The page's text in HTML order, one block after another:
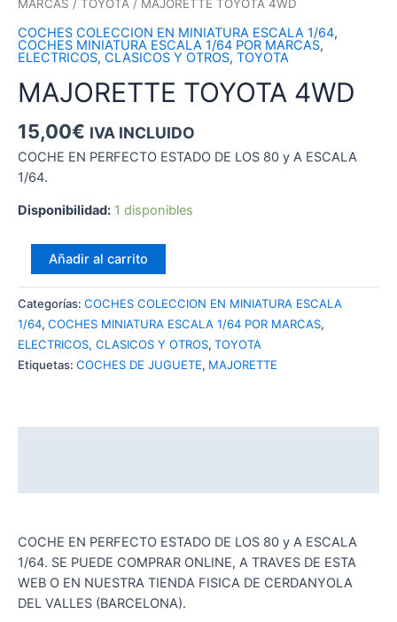
MARCAS / TOYOTA / MAJORETTE TOYOTA 4WD
COCHES COLECCION EN MINIATURA ESCALA 1/64,
COCHES MINIATURA ESCALA 1/64 POR MARCAS,
ELECTRICOS, CLASICOS Y OTROS, TOYOTA
MAJORETTE TOYOTA 4WD
15,00€ IVA INCLUIDO
COCHE EN PERFECTO ESTADO DE LOS 80 y A ESCALA
1/64.
Disponibilidad: 1 disponibles
MAJORETTE
TOYOTA
cantidad
Añadir al carrito
Categorías: COCHES COLECCION EN MINIATURA ESCALA
1/64, COCHES MINIATURA ESCALA 1/64 POR MARCAS,
ELECTRICOS, CLASICOS Y OTROS, TOYOTA
Etiquetas: COCHES DE JUGUETE, MAJORETTE
COCHE EN PERFECTO ESTADO DE LOS 80 y A ESCALA
1/64. SE PUEDE COMPRAR ONLINE, A TRAVES DE ESTA
WEB O EN NUESTRA TIENDA FISICA DE CERDANYOLA
DEL VALLES (BARCELONA).